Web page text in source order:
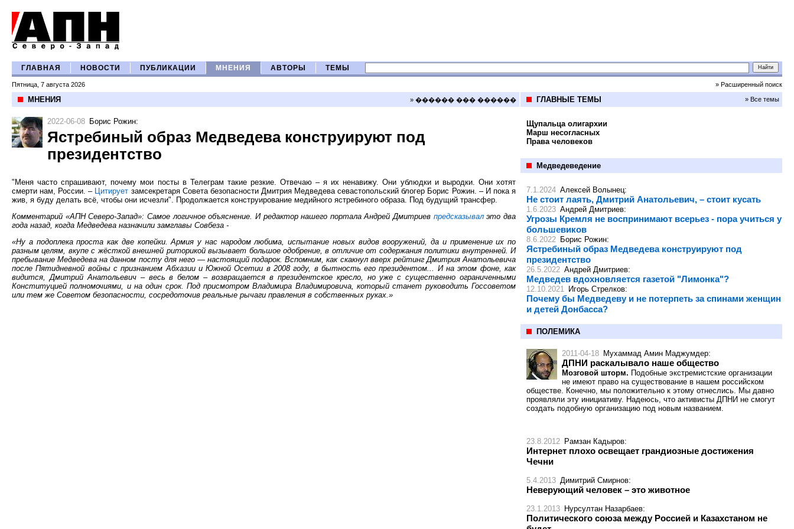
ГЛАВНАЯ НОВОСТИ ПУБЛИКАЦИИ МНЕНИЯ АВТОРЫ ТЕМЫ
Пятница, 7 августа 2026 » Расширенный поиск
МНЕНИЯ » ������ ��� ������
2022-06-08 Борис Рожин:
Ястребиный образ Медведева конструируют под
президентство
"Меня часто спрашивают, почему мои посты в Телеграм такие резкие. Отвечаю – я их ненавижу. Они ублюдки и выродки. Они хотят
смерти нам, России. – Цитирует замсекретаря Совета безопасности Дмитрия Медведева севастопольский блогер Борис Рожин. – И пока я
жив, я буду делать всё, чтобы они исчезли". Продолжается конструирование медийного ястребиного образа. Под будущий трансфер.
Комментарий «АПН Северо-Запад»: Самое логичное объяснение. И редактор нашего портала Андрей Дмитриев предсказывалэто два
года назад, когда Медведева назначили замглавы Совбеза -
«Ну а подоплека проста как две копейки. Армия у нас народом любима, испытание новых видов вооружений, да и применение их по
разным целям, вкупе с жёсткой внешней риторикой вызывает большое одобрение, в отличие от содержания политики внутренней. И
пребывание Медведева на данном посту для него — настоящий подарок. Вспомним, как скакнул вверх рейтинг Дмитрия Анатольевича
после Пятидневной войны с признанием Абхазии и Южной Осетии в 2008 году, в бытность его президентом... И на этом фоне, как
видится, Дмитрий Анатольевич – весь в белом – возвращается в президентское кресло, но уже с существенно ограниченными
Конституцией полномочиями, и на один срок. Под присмотром Владимира Владимировича, который станет руководить Госсоветом
или тем же Советом безопасности, сосредоточив реальные рычаги правления в собственных руках.»
ГЛАВНЫЕ ТЕМЫ » Все темы
Щупальца олигархии
Марш несогласных
Права человеков
Медведеведение
7.1.2024 Алексей Волынец:
Не стоит лаять, Дмитрий Анатольевич, – стоит кусать
1.6.2023 Андрей Дмитриев:
Угрозы Кремля не воспринимают всерьез - пора учиться у
большевиков
8.6.2022 Борис Рожин:
Ястребиный образ Медведева конструируют под
президентство
26.5.2022 Андрей Дмитриев:
Медведев вдохновляется газетой "Лимонка"?
12.10.2021 Игорь Стрелков:
Почему бы Медведеву и не потерпеть за спинами женщин
и детей Донбасса?
ПОЛЕМИКА
2011-04-18 Мухаммад Амин Маджумдер:
ДПНИ раскалывало наше общество
Мозговой шторм. Подобные экстремистские организации
не имеют право на существование в нашем российском
обществе. Конечно, мы положительно к этому отнеслись. Мы давно
проявляли эту инициативу. Надеюсь, что активисты ДПНИ не смогут
создать подобную организацию под новым названием.
23.8.2012 Рамзан Кадыров:
Интернет плохо освещает грандиозные достижения
Чечни
5.4.2013 Димитрий Смирнов:
Неверующий человек – это животное
23.1.2013 Нурсултан Назарбаев:
Политического союза между Россией и Казахстаном не